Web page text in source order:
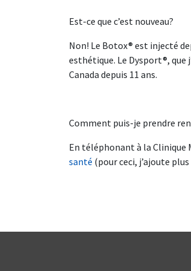
Est-ce que c’est nouveau?
Non! Le Botox® est injecté
esthétique. Le Dysport®,
Canada depuis 11 ans.
Comment puis-je prendre
En téléphonant à la Clinique
santé (pour ceci, j’ajoute